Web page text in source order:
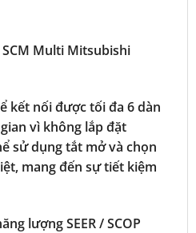
Multi Mitsubishi
kết nối được tối đa 6 dàn
vì không lắp đặt
sử dụng tắt mở và chọn
mang đến sự tiết kiệm
lượng SEER / SCOP